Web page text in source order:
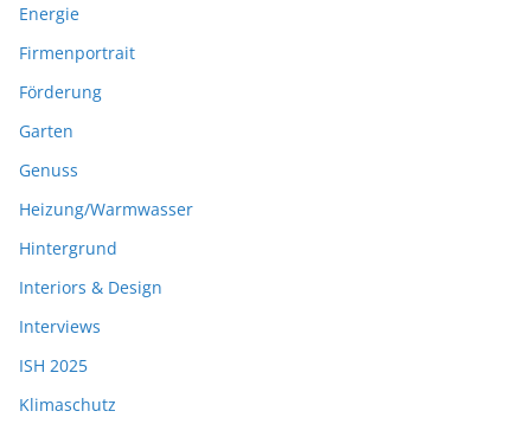
Energie
Firmenportrait
Förderung
Garten
Genuss
Heizung/Warmwasser
Hintergrund
Interiors & Design
Interviews
ISH 2025
Klimaschutz